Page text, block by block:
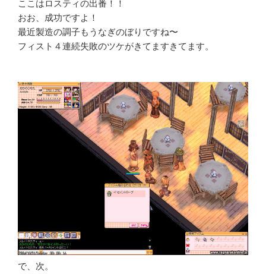
ここはロスティの出番！！
おお、成功ですよ！
最近製造の調子もうなぎのぼりですね〜
フィスト４連続失敗のツケがきてますきてます。
で、次。